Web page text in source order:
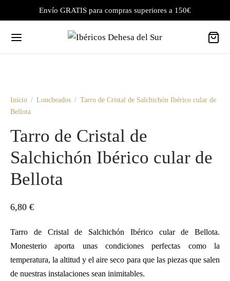
Envío GRATIS para compras superiores a 150€
Inicio / Loncheados / Tarro de Cristal de Salchichón Ibérico cular de
Bellota
Tarro de Cristal de
Salchichón Ibérico cular de
Bellota
6,80 €
Tarro de Cristal de Salchichón Ibérico cular de Bellota.
Monesterio aporta unas condiciones perfectas como la
temperatura, la altitud y el aire seco para que las piezas que salen
de nuestras instalaciones sean inimitables.